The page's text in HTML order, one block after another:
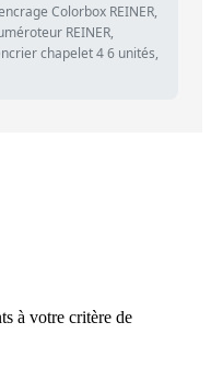
Colorbox REINER,
REINER,
chapelet 4 6 unités,
à votre critère de